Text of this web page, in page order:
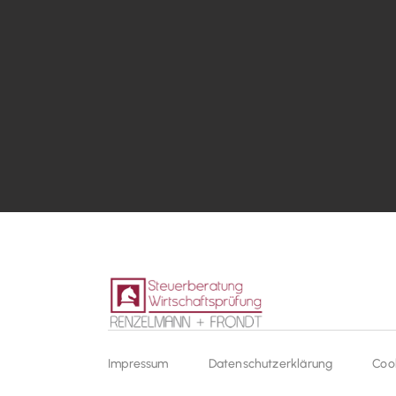
Impressum Datenschutzerklärung